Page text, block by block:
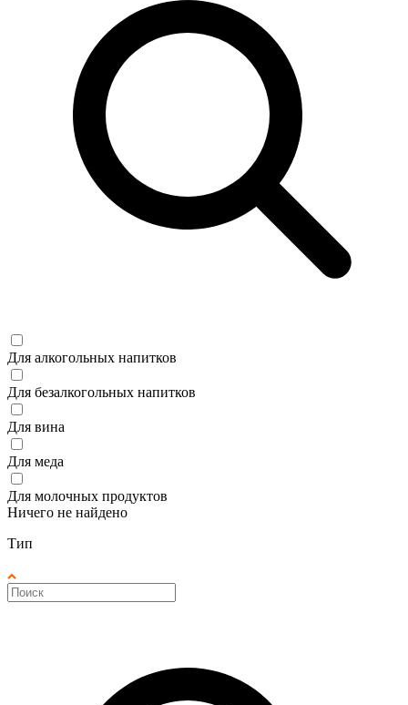
Для алкогольных напитков
Для безалкогольных напитков
Для вина
Для меда
Для молочных продуктов
Ничего не найдено
Тип